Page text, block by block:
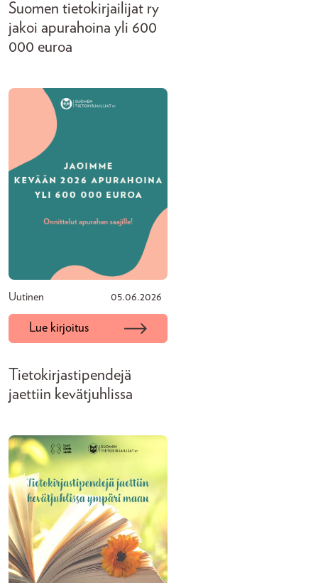
Suomen tietokirjailijat ry
jakoi apurahoina yli 600
000 euroa
Uutinen 05.06.2026
Lue kirjoitus
Tietokirjastipendejä
jaettiin kevätjuhlissa